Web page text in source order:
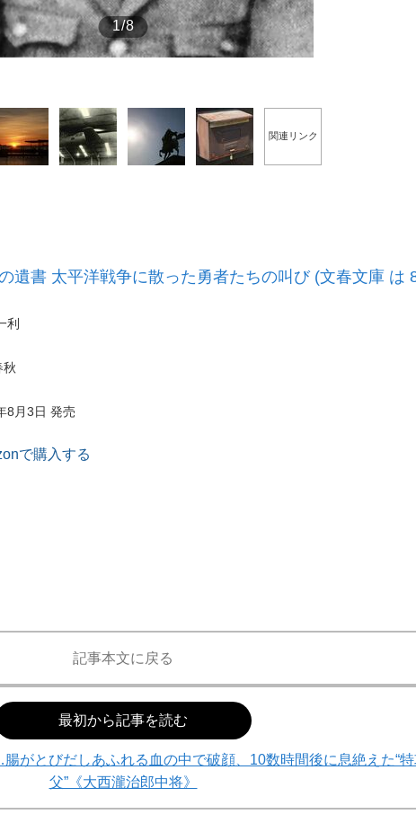
1/8
関連リンク
遺書 太平洋戦争に散った勇者たちの叫び (文春文庫 は
利
秋
8月3日 発売
で購入する
記事本文に戻る
最初から記事を読む
がとびだしあふれる血の中で破顔、10数時間後に息絶えた“
父”《大西瀧治郎中将》